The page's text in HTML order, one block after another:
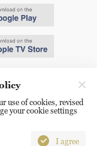
use of cookies, revised
your cookie settings
I agree